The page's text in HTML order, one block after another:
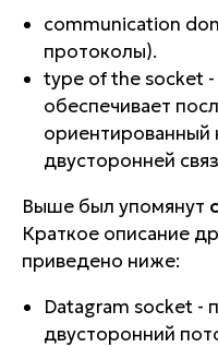
communication
протоколы).
type of the socket -
обеспечивает
ориентированный
двусторонней
Выше был упомянут
Краткое описание
приведено ниже:
Datagram socket -
двусторонний